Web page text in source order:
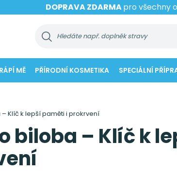
DOPRAVA ZDARMApro všechny
MĚ PŘÍRODNÍ KOSMETIKA SPECIÁLNÍ
Klíč k lepší paměti i prokrvení
biloba – Klíč k